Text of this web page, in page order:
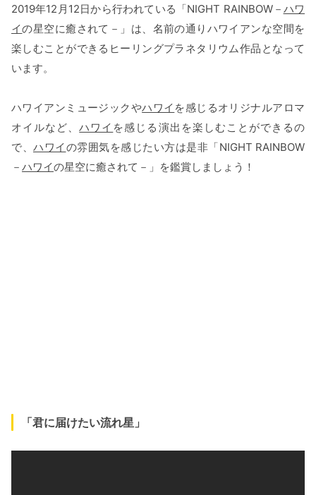
2019年12月12日から行われている「NIGHT RAINBOW－ ハワ
イの星空に癒されて－」は、名前の通りハワイアンな空間を
楽しむことができるヒーリングプラネタリウム作品となって
います。
ハワイアンミュージックやハワイ を感じるオリジナルアロマ
オイルなど、ハワイ を感じる演出を楽しむことができるの
で、 ハワイの雰囲気を感じたい方は是非「NIGHT RAINBOW
－ ハワイの星空に癒されて－」を鑑賞しましょう！
「君に届けたい流れ星」